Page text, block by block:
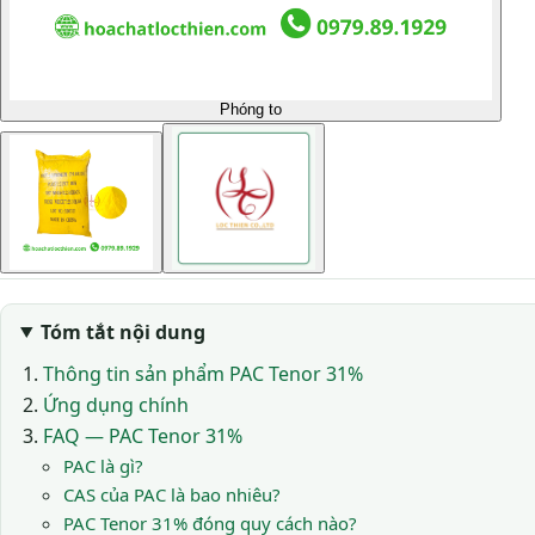
Phóng to
Tóm tắt nội dung
Thông tin sản phẩm PAC Tenor 31%
Ứng dụng chính
FAQ — PAC Tenor 31%
PAC là gì?
CAS của PAC là bao nhiêu?
PAC Tenor 31% đóng quy cách nào?